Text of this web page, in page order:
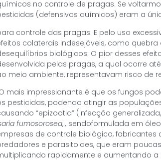
no controle de pragas. Se
(defensivos químicos) eram a
controle das pragas. E pelo uso
colaterais indesejáveis, como
biológicos. O pior desses
pelas pragas, a qual ocorre
meio ambiente, representavam risco de
mais impressionante é que os fungos
pesticidas, podendo atingir as
“epizootia” (infecção
fumosorosea,, sendoformulada em
de controle biológico,
e parasitoides, que eram
rapidamente e aumentando